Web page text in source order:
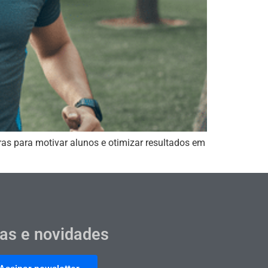
para motivar alunos e otimizar resultados em
e novidades